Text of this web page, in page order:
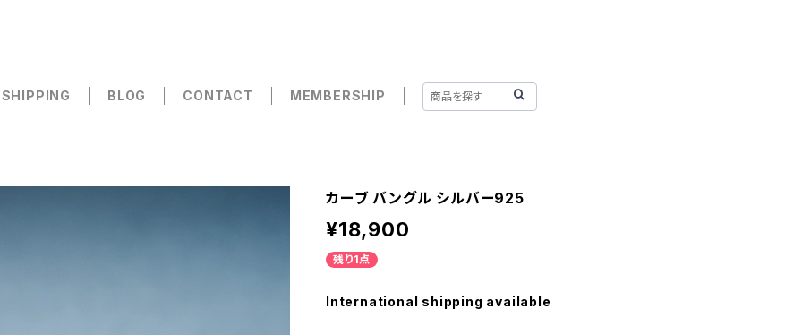
SHIPPING BLOG CONTACT MEMBERSHIP
カーブ バングル シルバー925
¥18,900
残り1点
International shipping available